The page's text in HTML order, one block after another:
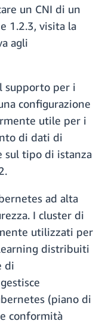
un CNI di un
1.2.3, visita la
agli
supporto per i
configurazione
utile per i
di dati di
sul tipo di istanza
ad alta
I cluster di
utilizzati per
distribuiti
di
(piano di
conformità